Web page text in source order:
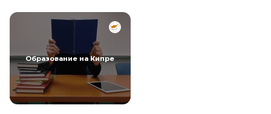
Образование на Кипре